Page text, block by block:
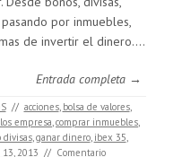
por inmuebles,
de invertir el dinero.…
Entrada completa →
// acciones, bolsa de valores,
empresa,comprar inmuebles,
divisas,ganar dinero, ibex 35,
2013 // Comentario